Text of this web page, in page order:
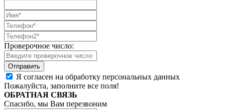
Проверочное число:
Я согласен на обработку персональных данных
Пожалуйста, заполните все поля!
ОБРАТНАЯ СВЯЗЬ
Спасибо, мы Вам перезвоним